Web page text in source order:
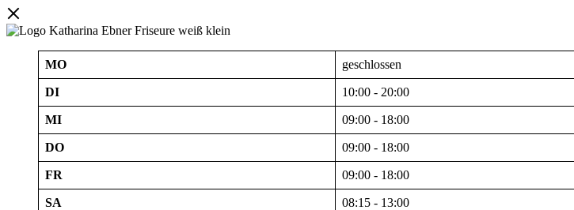
MO geschlossen
DI 10:00 - 20:00
MI 09:00 - 18:00
DO 09:00 - 18:00
FR 09:00 - 18:00
SA 08:15 - 13:00